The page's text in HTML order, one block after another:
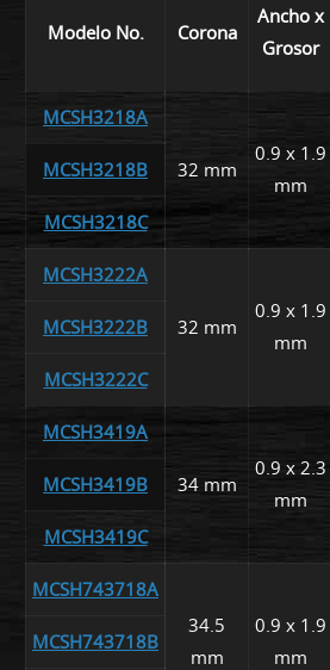
Modelo No. Corona
Ancho x
Grosor
MCSH3218A
32 mm
0.9 x 1.9
mm
MCSH3218B
MCSH3218C
MCSH3222A
32 mm
0.9 x 1.9
mm
MCSH3222B
MCSH3222C
MCSH3419A
34 mm
0.9 x 2.3
mm
MCSH3419B
MCSH3419C
MCSH743718A
34.5
mm
0.9 x 1.9
mm
MCSH743718B